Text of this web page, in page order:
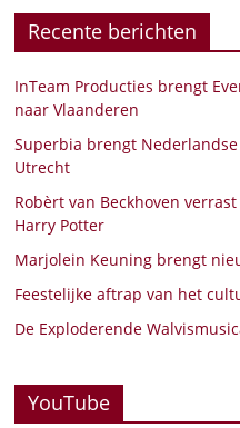
Recente berichten
InTeam Producties brengt
naar Vlaanderen
Superbia brengt
Utrecht
Robèrt van Beckhoven
Harry Potter
Marjolein Keuning brengt
Feestelijke aftrap van het
De Exploderende
YouTube